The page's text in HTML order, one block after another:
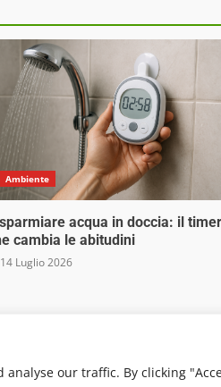
our traffic. By clicking
Ambiente
acqua in doccia: il timer
cambia le abitudini
14 Luglio 2026
Roma - P.Iva
un prodotto editoriale ai
themes.